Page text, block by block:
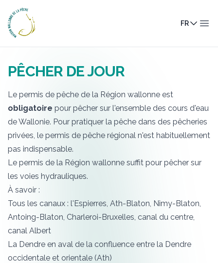
Maison Wallonne de la Pêche
FR
PÊCHER DE JOUR
Le permis de pêche de la Région wallonne est
obligatoire pour pêcher sur l'ensemble des cours d'eau
de Wallonie. Pour pratiquer la pêche dans des pêcheries
privées, le permis de pêche régional n'est habituellement
pas indispensable.
Le permis de la Région wallonne suffit pour pêcher sur
les voies hydrauliques.
À savoir :
Tous les canaux : l'Espierres, Ath-Blaton, Nimy-Blaton,
Antoing-Blaton, Charleroi-Bruxelles, canal du centre,
canal Albert
La Dendre en aval de la confluence entre la Dendre
occidentale et orientale (Ath)